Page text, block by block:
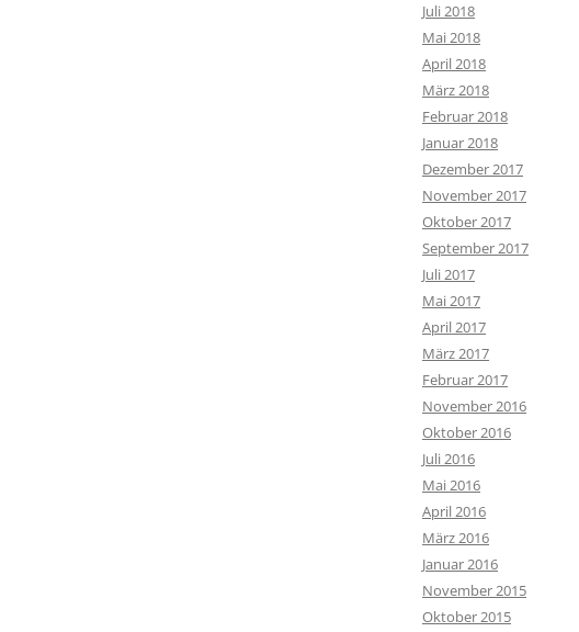
Juli 2018
Mai 2018
April 2018
März 2018
Februar 2018
Januar 2018
Dezember 2017
November 2017
Oktober 2017
September 2017
Juli 2017
Mai 2017
April 2017
März 2017
Februar 2017
November 2016
Oktober 2016
Juli 2016
Mai 2016
April 2016
März 2016
Januar 2016
November 2015
Oktober 2015